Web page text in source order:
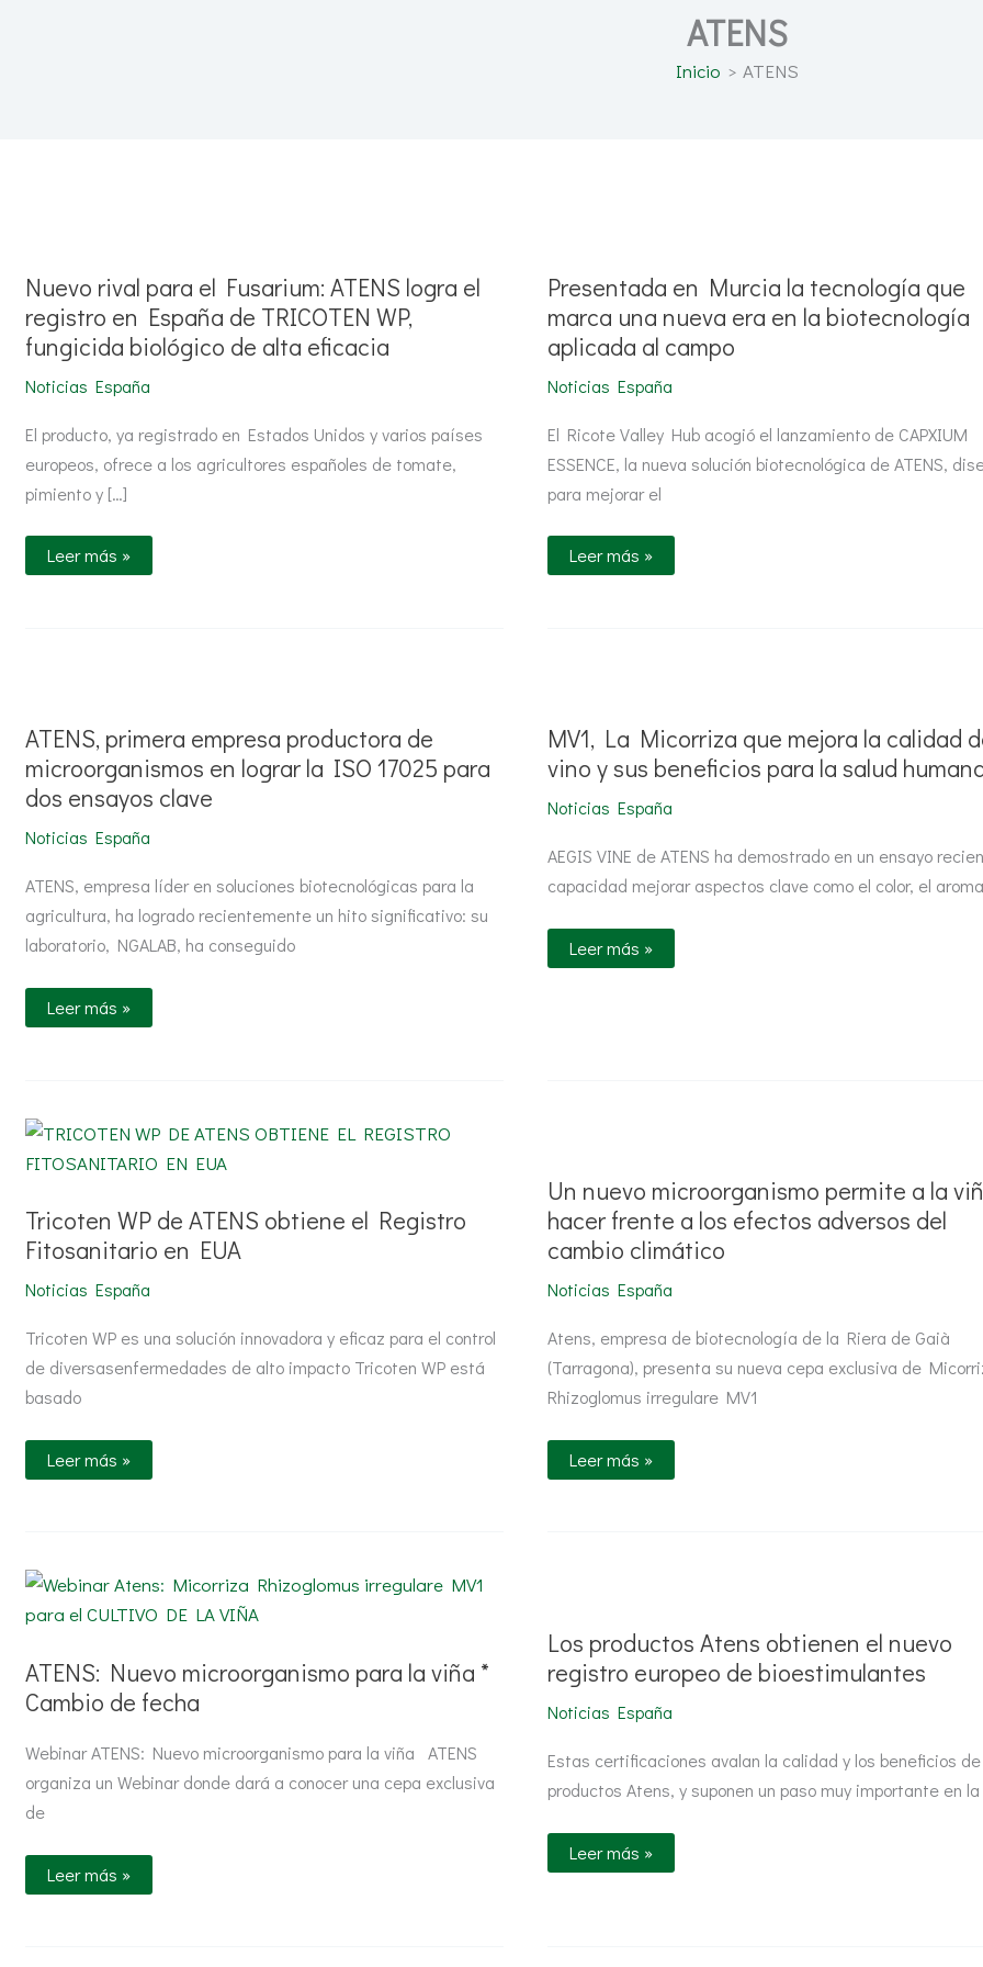
ATENS
Inicio ATENS
Nuevo rival para el Fusarium: ATENS logra el
registro en España de TRICOTEN WP,
fungicida biológico de alta eficacia
Noticias España
El producto, ya registrado en Estados Unidos y varios países
europeos, ofrece a los agricultores españoles de tomate,
pimiento y […]
Fusarium:
ATENS
logra
el
registro
en
España
TRICOTEN
fungicida
biológico
de
eficacia
Leer más »
Presentada en Murcia la tecnología que
marca una nueva era en la biotecnología
aplicada al campo
Noticias España
El Ricote Valley Hub acogió el lanzamiento de CAPXIUM
ESSENCE, la nueva solución biotecnológica de ATENS,
para mejorar el
tecnología
que
marca
una
nueva
era
en
biotecnología
al
campo
Leer más »
ATENS, primera empresa productora de
microorganismos en lograr la ISO 17025 para
dos ensayos clave
Noticias España
ATENS, empresa líder en soluciones biotecnológicas para la
agricultura, ha logrado recientemente un hito significativo: su
laboratorio, NGALAB, ha conseguido
productora
de
microorganismos
en
lograr
la
ISO
17025
dos
ensayos
clave
Leer más »
MV1, La Micorriza que mejora la calidad
vino y sus beneficios para la salud
Noticias España
AEGIS VINE de ATENS ha demostrado en un ensayo
capacidad mejorar aspectos clave como el color, el aroma
que
mejora
la
calidad
vino
sus
beneficios
para
la
humana
Leer más »
Tricoten WP de ATENS obtiene el Registro
Fitosanitario en EUA
Noticias España
Tricoten WP es una solución innovadora y eficaz para el control
de diversasenfermedades de alto impacto Tricoten WP está
basado
Tricoten
WP
de
ATENS
el
Registro
Fitosanitario
en
EUA
Leer más »
Un nuevo microorganismo permite a la
hacer frente a los efectos adversos del
cambio climático
Noticias España
Atens, empresa de biotecnología de la Riera de Gaià
(Tarragona), presenta su nueva cepa exclusiva de
Rhizoglomus irregulare MV1
a
la
viña
hacer
frente
a
los
adversos
cambio
climático
Leer más »
ATENS: Nuevo microorganismo para la viña *
Cambio de fecha
Webinar ATENS: Nuevo microorganismo para la viña ATENS
organiza un Webinar donde dará a conocer una cepa exclusiva
de
ATENS:
Nuevo
microorganismo
viña
*
Cambio
de
Leer más »
Los productos Atens obtienen el nuevo
registro europeo de bioestimulantes
Noticias España
Estas certificaciones avalan la calidad y los beneficios
productos Atens, y suponen un paso muy importante en la
obtienen
el
nuevo
registro
de
Leer más »